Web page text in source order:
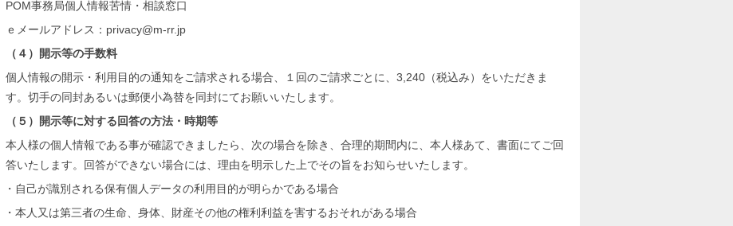
POM事務局個人情報苦情・相談窓口
ｅメールアドレス：privacy@m-rr.jp
（４）開示等の手数料
個人情報の開示・利用目的の通知をご請求される場合、１回のご請求ごとに、3,240（税込み）をいただきま
す。切手の同封あるいは郵便小為替を同封にてお願いいたします。
（５）開示等に対する回答の方法・時期等
本人様の個人情報である事が確認できましたら、次の場合を除き、合理的期間内に、本人様あて、書面にてご回
答いたします。回答ができない場合には、理由を明示した上でその旨をお知らせいたします。
・自己が識別される保有個人データの利用目的が明らかである場合
・本人又は第三者の生命、身体、財産その他の権利利益を害するおそれがある場合